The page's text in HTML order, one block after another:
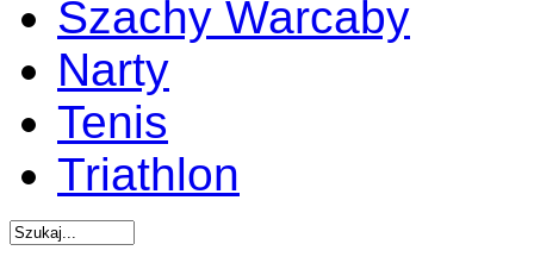
Szachy Warcaby
Narty
Tenis
Triathlon